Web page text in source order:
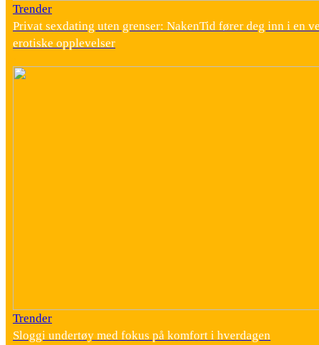
Trender
Privat sexdating uten grenser: NakenTid fører deg inn i en
erotiske opplevelser
Trender
Sloggi undertøy med fokus på komfort i hverdagen